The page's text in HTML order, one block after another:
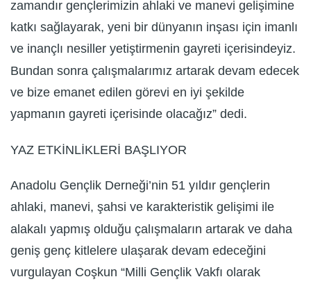
zamandır gençlerimizin ahlaki ve manevi gelişimine
katkı sağlayarak, yeni bir dünyanın inşası için imanlı
ve inançlı nesiller yetiştirmenin gayreti içerisindeyiz.
Bundan sonra çalışmalarımız artarak devam edecek
ve bize emanet edilen görevi en iyi şekilde
yapmanın gayreti içerisinde olacağız” dedi.
YAZ ETKİNLİKLERİ BAŞLIYOR
Anadolu Gençlik Derneği’nin 51 yıldır gençlerin
ahlaki, manevi, şahsi ve karakteristik gelişimi ile
alakalı yapmış olduğu çalışmaların artarak ve daha
geniş genç kitlelere ulaşarak devam edeceğini
vurgulayan Coşkun “Milli Gençlik Vakfı olarak